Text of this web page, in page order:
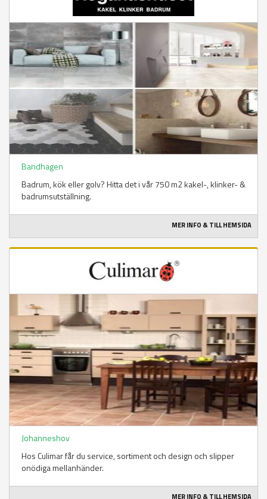
Bandhagen
Badrum, kök eller golv? Hitta det i vår 750 m2 kakel-, klinker- &
badrumsutställning.
MER INFO & TILL HEMSIDA
Johanneshov
Hos Culimar får du service, sortiment och design och slipper
onödiga mellanhänder.
MER INFO & TILL HEMSIDA